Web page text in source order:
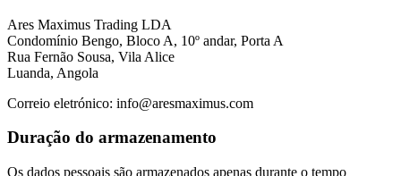
Ares Maximus Trading LDA
Condomínio Bengo, Bloco A, 10º andar, Porta A
Rua Fernão Sousa, Vila Alice
Luanda, Angola
Correio eletrónico: info@aresmaximus.com
Duração do armazenamento
Os dados pessoais são armazenados apenas durante o tempo